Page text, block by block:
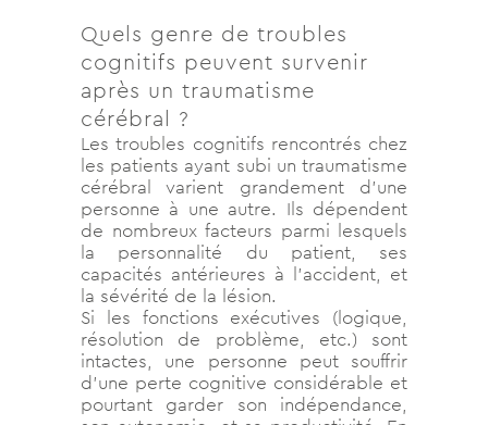
Quels genre de troubles
cognitifs peuvent survenir
après un traumatisme
cérébral ?
Les troubles cognitifs rencontrés chez
les patients ayant subi un traumatisme
cérébral varient grandement d’une
personne à une autre. Ils dépendent
de nombreux facteurs parmi lesquels
la personnalité du patient, ses
capacités antérieures à l’accident, et
la sévérité de la lésion.
Si les fonctions exécutives (logique,
résolution de problème, etc.) sont
intactes, une personne peut souffrir
d’une perte cognitive considérable et
pourtant garder son indépendance,